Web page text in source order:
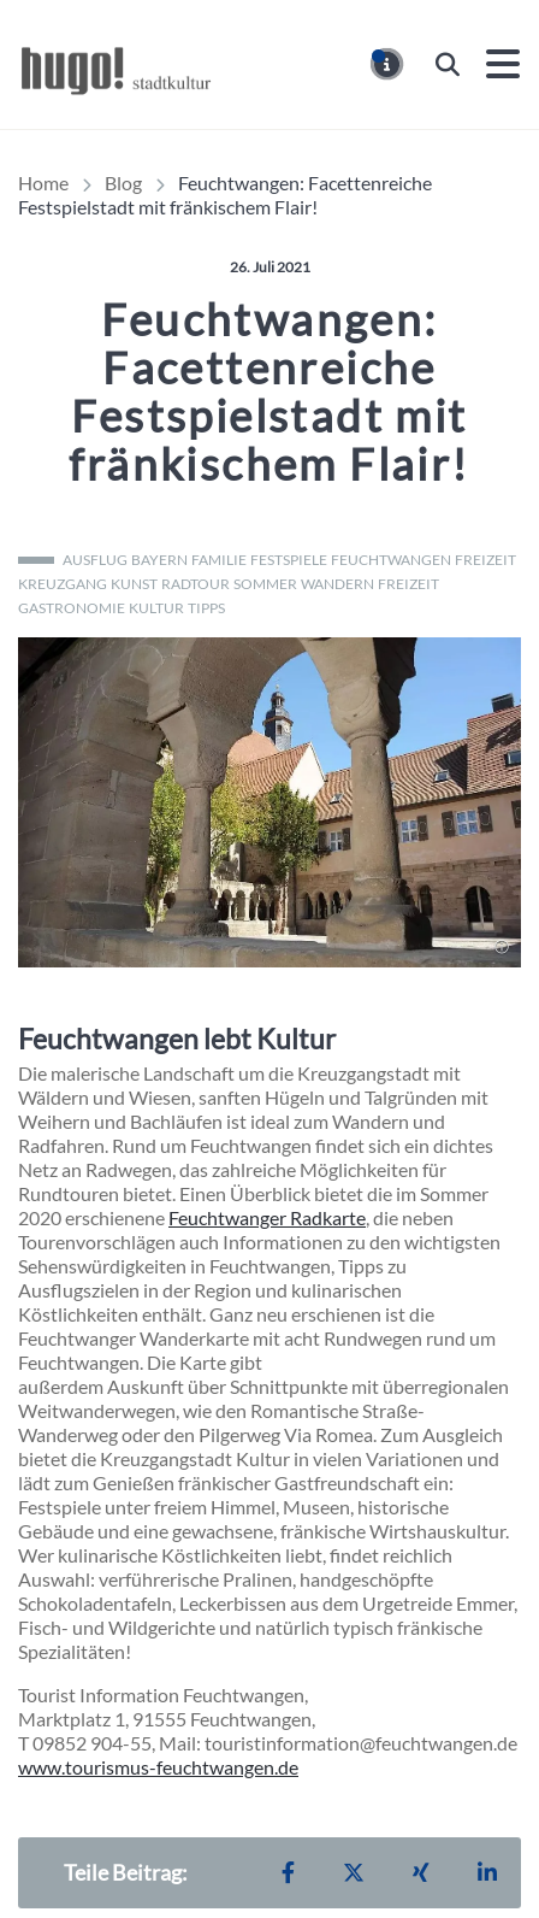
Suchen
Home Blog
Feuchtwangen: Facettenreiche
Festspielstadt mit fränkischem Flair!
Veröffentlicht am:
26. Juli 2021
Feuchtwangen:
Facettenreiche
Festspielstadt mit
fränkischem Flair!
AUSFLUG BAYERN FAMILIE FESTSPIELE FEUCHTWANGEN FREIZEIT
KREUZGANG KUNST RADTOUR SOMMER WANDERN FREIZEIT
GASTRONOMIE KULTUR TIPPS
Feuchtwangen lebt Kultur
Die malerische Landschaft um die Kreuzgangstadt mit
Wäldern und Wiesen, sanften Hügeln und Talgründen mit
Weihern und Bachläufen ist ideal zum Wandern und
Radfahren. Rund um Feuchtwangen findet sich ein dichtes
Netz an Radwegen, das zahlreiche Möglichkeiten für
Rundtouren bietet. Einen Überblick bietet die im Sommer
2020 erschienene Feuchtwanger Radkarte, die neben
Tourenvorschlägen auch Informationen zu den wichtigsten
Sehenswürdigkeiten in Feuchtwangen, Tipps zu
Ausflugszielen in der Region und kulinarischen
Köstlichkeiten enthält. Ganz neu erschienen ist die
Feuchtwanger Wanderkarte mit acht Rundwegen rund um
Feuchtwangen. Die Karte gibt
außerdem Auskunft über Schnittpunkte mit überregionalen
Weitwanderwegen, wie den Romantische Straße-
Wanderweg oder den Pilgerweg Via Romea. Zum Ausgleich
bietet die Kreuzgangstadt Kultur in vielen Variationen und
lädt zum Genießen fränkischer Gastfreundschaft ein:
Festspiele unter freiem Himmel, Museen, historische
Gebäude und eine gewachsene, fränkische Wirtshauskultur.
Wer kulinarische Köstlichkeiten liebt, findet reichlich
Auswahl: verführerische Pralinen, handgeschöpfte
Schokoladentafeln, Leckerbissen aus dem Urgetreide Emmer,
Fisch- und Wildgerichte und natürlich typisch fränkische
Spezialitäten!
Tourist Information Feuchtwangen,
Marktplatz 1, 91555 Feuchtwangen,
T 09852 904-55, Mail: touristinformation@feuchtwangen.de
www.tourismus-feuchtwangen.de
Teile Beitrag: Teilen auf Facebook
Teilen auf XTeilen auf